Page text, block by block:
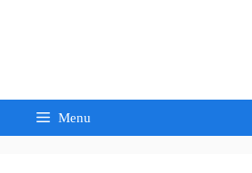
Menu